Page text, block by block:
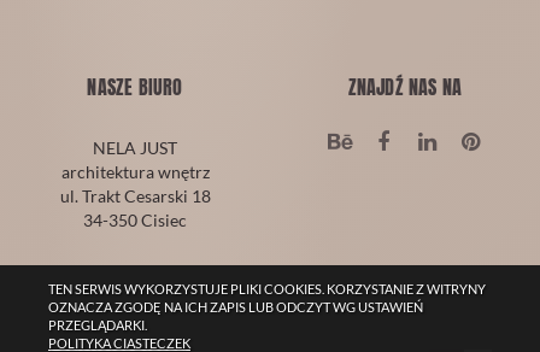
NASZE BIURO
NELA JUST
architektura wnętrz
ul. Trakt Cesarski 18
34-350Cisiec
ZNAJDŹ NAS NA
COPYRIGHTS © NELA JUST 2026
Realizacja:
TEN SERWIS WYKORZYSTUJE PLIKI COOKIES. KORZYSTANIE Z WITRYNY
OZNACZA ZGODĘ NA ICH ZAPIS LUB ODCZYT WG USTAWIEŃ
PRZEGLĄDARKI.
POLITYKA CIASTECZEK